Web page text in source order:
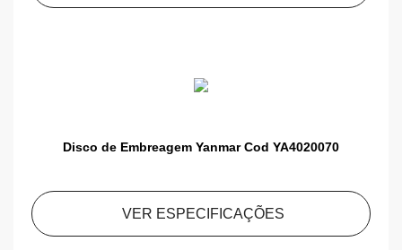
Disco de Embreagem Yanmar Cod YA4020070
VER ESPECIFICAÇÕES